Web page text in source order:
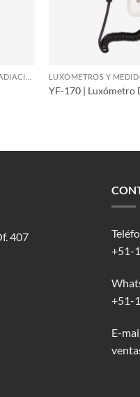
YF-170 | Luxómetro
407
+51-
+51-
E-